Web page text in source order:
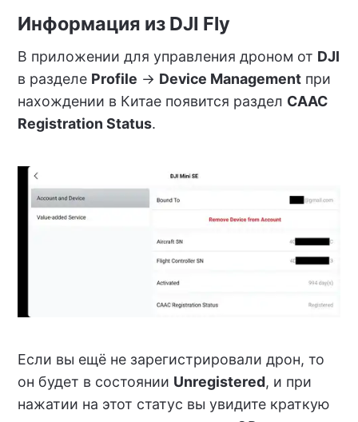
Информация из DJI Fly
В приложении для управления дроном от DJI
в разделе Profile -> Device Managementпри
нахождении в Китае появится раздел CAAC
Registration Status.
Если вы ещё не зарегистрировали дрон, то
он будет в состоянии Unregistered, и при
нажатии на этот статус вы увидите краткую